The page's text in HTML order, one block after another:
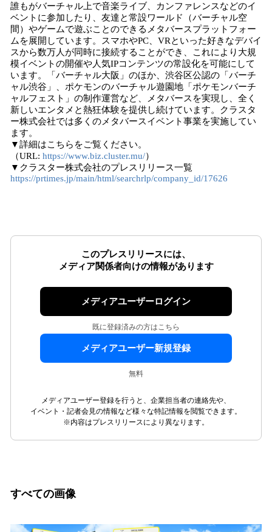
誰もがバーチャル上で音楽ライブ、カンファレンスなどのイ
ベントに参加したり、友達と常設ワールド（バーチャル空
間）やゲームで遊ぶことのできるメタバースプラットフォー
ムを展開しています。スマホやPC、VRといった好きなデバイ
スから数万人が同時に接続することができ、これにより大規
模イベントの開催や人気IPコンテンツの常設化を可能にして
います。「バーチャル大阪」のほか、渋谷区公認の「バーチ
ャル渋谷」、ポケモンのバーチャル遊園地「ポケモンバーチ
ャルフェスト」の制作運営など、メタバースを実現し、全く
新しいエンタメと熱狂体験を提供し続けています。クラスタ
ー株式会社では多くのメタバースイベント事業を実施してい
ます。
▼詳細はこちらをご覧ください。
（URL: https://www.biz.cluster.mu/）
▼クラスター株式会社のプレスリリース一覧
https://prtimes.jp/main/html/searchrlp/company_id/17626
このプレスリリースには、
メディア関係者向けの情報があります
メディアユーザーログイン
既に登録済みの方はこちら
メディアユーザー新規登録
無料
メディアユーザー登録を行うと、企業担当者の連絡先や、
イベント・記者会見の情報など様々な特記情報を閲覧できます。
※内容はプレスリリースにより異なります。
すべての画像